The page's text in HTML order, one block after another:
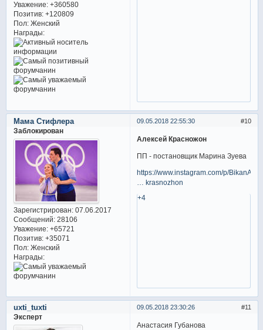
Уважение: +360580
Позитив: +120809
Пол:Женский
Награды:
10
09.05.2018 22:55:30
Мама Стифлера
Заблокирован
Зарегистрирован: 07.06.2017
Сообщений:28106
Уважение: +65721
Позитив: +35071
Пол:Женский
Награды:
Алексей Красножон
ПП - постановщик Марина Зуева
https://www.instagram.com/p/
… krasnozhon
+4
11
09.05.2018 23:30:26
uxti_tuxti
Эксперт
Анастасия Губанова